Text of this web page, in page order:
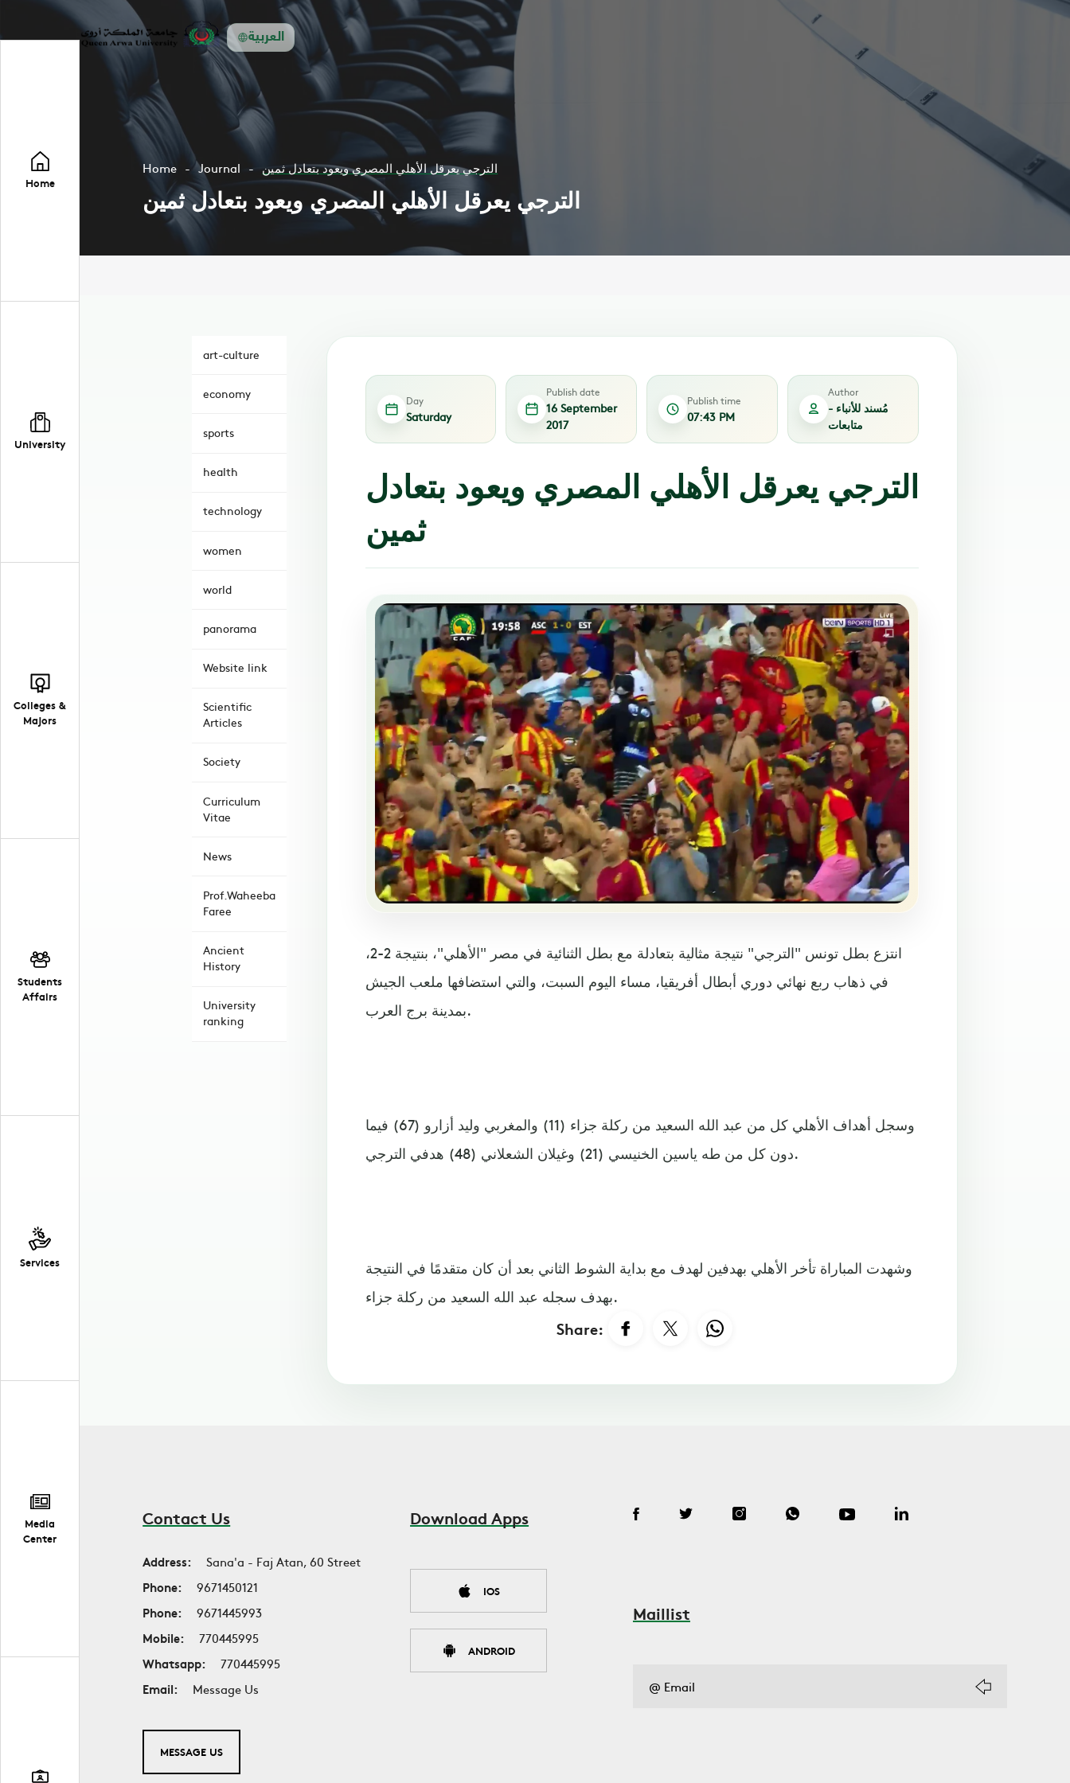
العربية
Home
University
Colleges &
Majors
Students
Affairs
Services
Media
Center
Home Journal الترجي يعرقل الأهلي المصري ويعود بتعادل ثمين
الترجي يعرقل الأهلي المصري ويعود بتعادل ثمين
art-culture
economy
sports
health
technology
women
world
panorama
Website link
Scientific
Articles
Society
Curriculum
Vitae
News
Prof.Waheeba
Faree
Ancient
History
University
ranking
Day
Saturday
Publish date
16 September
2017
Publish time
07:43 PM
Author
مُسند للأنباء -
متابعات
الترجي يعرقل الأهلي المصري ويعود بتعادل
ثمين
انتزع بطل تونس "الترجي" نتيجة مثالية بتعادلة مع بطل الثنائية في مصر "الأهلي"، بنتيجة 2-2،
في ذهاب ربع نهائي دوري أبطال أفريقيا، مساء اليوم السبت، والتي استضافها ملعب الجيش
بمدينة برج العرب.
وسجل أهداف الأهلي كل من عبد الله السعيد من ركلة جزاء (11) والمغربي وليد أزارو (67) فيما
دون كل من طه ياسين الخنيسي (21) وغيلان الشعلاني (48) هدفي الترجي.
وشهدت المباراة تأخر الأهلي بهدفين لهدف مع بداية الشوط الثاني بعد أن كان متقدمًا في النتيجة
بهدف سجله عبد الله السعيد من ركلة جزاء.
Share:
Contact Us
Address:
Sana'a - Faj Atan, 60 Street
Phone:
9671450121
Phone:
9671445993
Mobile:
770445995
Whatsapp:
770445995
Email:
Message Us
MESSAGE US
Download Apps
IOS
ANDROID
Maillist